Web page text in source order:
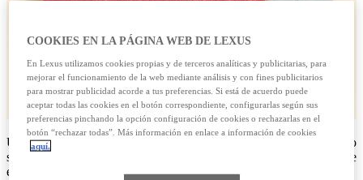
Un empresario español ha ideado la toalla Tucca, con un ingenioso
sistema que la mantiene anclada a la arena y perfectamente
extendida.
COOKIES EN LA PÁGINA WEB DE LEXUS
En Lexus utilizamos cookies propias y de terceros analíticas y publicitarias, para
mejorar el funcionamiento de la web mediante análisis y con fines publicitarios
para mostrar publicidad acorde a tus preferencias. Si está de acuerdo puede
aceptar todas las cookies en el botón correspondiente, configurarlas según sus
preferencias pinchando la opción configuración de cookies o rechazarlas en el
botón “rechazar todas”. Más información en enlace a información de cookies
aquí.